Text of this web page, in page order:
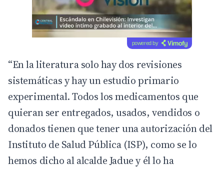
powered by
“En la literatura solo hay dos revisiones
sistemáticas y hay un estudio primario
experimental. Todos los medicamentos que
quieran ser entregados, usados, vendidos o
donados tienen que tener una autorización del
Instituto de Salud Pública (ISP), como se lo
hemos dicho al alcalde Jadue y él lo ha